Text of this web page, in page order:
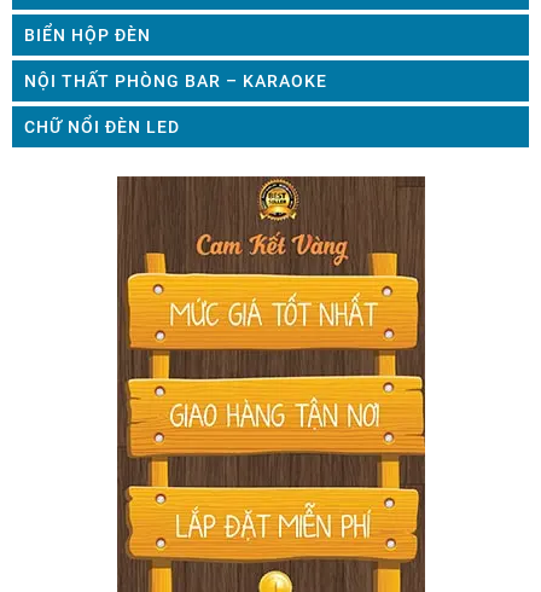
BIỂN HỘP ĐÈN
NỘI THẤT PHÒNG BAR – KARAOKE
CHỮ NỔI ĐÈN LED